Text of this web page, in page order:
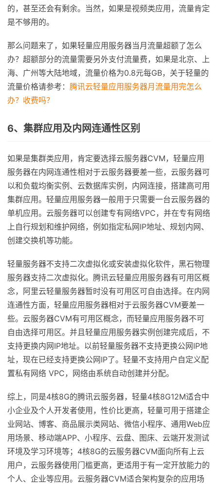
的，甚至还会有剩余。当然，如果是视频类应用，流量肯定
是不够用的。
那么问题来了，如果轻量应用服务器当月流量超额了怎么
办？超额部分的流量需要另外支付流量费，如果是北京、上
海、广州等大陆地域，流量价格为0.8元每GB，关于轻量的
流量价格请参考： 腾讯云轻量应用服务器月流量用完怎么
办？收费吗？
6、集群应用及内网连通性区别
如果是集群类应用，肯定要选择云服务器CVM，轻量应用
服务器在内网连通性相对于云服务器要差一些，云服务器可
以和负载均衡实例、云数据库实例，内网连接，搭建高可用
集群应用。轻量应用服务器一般用于只需要一台云服务器的
单机应用。云服务器可以创建专有网络VPC，并在专有网络
上自行规划和维护网络，例如指定私网IP地址、规划内网、
创建交换机等功能。
轻量服务器不支持二次虚拟化或安装虚拟化软件，黑石物理
服务器支持二次虚拟化。腾讯云轻量应用服务器有可用区概
念，阿里云轻量服务器暂时没有可用区可自由选择。在内网
连通性方面，轻量应用服务器相对于云服务器CVM要差一
些。云服务器CVM有可用区概念，而轻量应用服务器不可
自由选择可用区。并且轻量应用服务器实例创建完成后，不
支持更换内网IP地址。以前轻量服务器不支持更换公网IP地
址，现在已经支持更换公网IP了。轻量不支持用户自定义配
置私有网络 VPC，网络由系统自动创建并分配。
综上，同是4核8G的腾讯云服务器，轻量4核8G12M适合中
小企业及个人开发者使用，性价比更高，轻量可用于搭建企
业网站、博客、商品展示类网站、微信小程序、通用Web应
用场景、移动端APP、小程序、云盘、图床、云端开发测试
环境及学习环境等；4核8G的云服务器CVM面向所有上云
用户，云服务器使用门槛更高，更适用于有一定开放能力的
个人、企业等应用。云服务器CVM适合架构复杂的应用场